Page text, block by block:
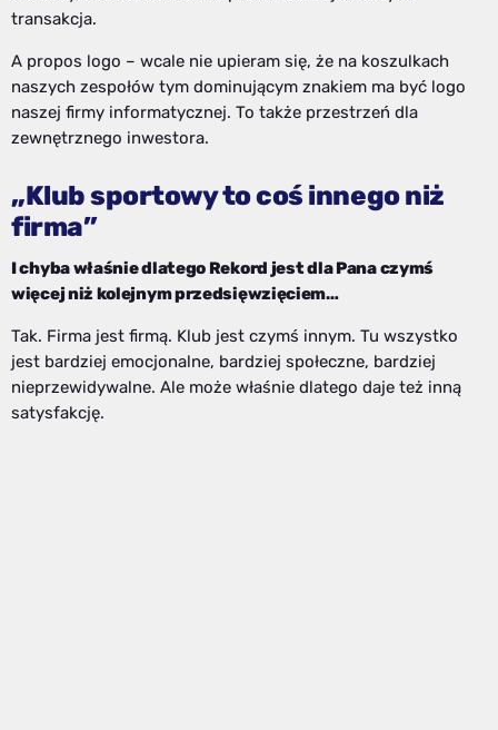
transakcja.
A propos logo – wcale nie upieram się, że na koszulkach
naszych zespołów tym dominującym znakiem ma być logo
naszej firmy informatycznej. To także przestrzeń dla
zewnętrznego inwestora.
„Klub sportowy to coś innego niż
firma”
I chyba właśnie dlatego Rekord jest dla Pana czymś
więcej niż kolejnym przedsięwzięciem…
Tak. Firma jest firmą. Klub jest czymś innym. Tu wszystko
jest bardziej emocjonalne, bardziej społeczne, bardziej
nieprzewidywalne. Ale może właśnie dlatego daje też inną
satysfakcję.